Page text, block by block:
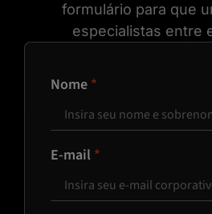
formulário para que
especialistas entre
Nome
E-mail